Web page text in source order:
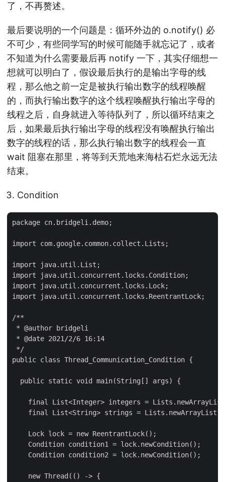
了，不再赘述。
最后要说明的一个问题是：循环外边的 o.notify() 必
不可少，有些同学写的时候可能随手就忘记了，或者
不知道为什么需要最后再 notify 一下，其实仔细想一
想就可以明白了，假设最后执行的是输出字母的线
程，那么他之前一定是被执行输出数字的线程唤醒
的，而执行输出数字的这个线程唤醒执行输出字母的
线程之后，自身就进入等待队列了，所以循环结束之
后，如果最后执行输出字母的线程没有唤醒执行输出
数字的线程的话，那么执行输出数字的线程会一直
wait 阻塞在那里，将等到天荒地来海枯石烂永远无法
结束。
Condition
package cn.bridgeli.demo;
import com.google.common.collect.Lists;
import java.util.List;
import java.util.concurrent.locks.Condition;
import java.util.concurrent.locks.Lock;
import java.util.concurrent.locks.ReentrantLock;
/**
* @author bridgeli
* @date 2021/2/6 16:14
*/
public class Thread_Communication_Condition {
  public static void main(String[] args) {
final List<Integer> integers =
final List<String> strings =
    Lock lock = new ReentrantLock();
    Condition condition1 = lock.newCondition();
    Condition condition2 = lock.newCondition();
    new Thread(() -> {